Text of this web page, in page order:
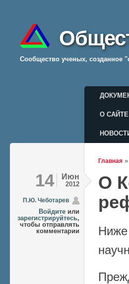
Cообщество ученых, созданное
О САЙТЕ
Меню
Главная »
14 Июн
2012
П.Ю. Чеботарев
Войдите или
зарегистрируйтесь,
чтобы отправлять
комментарии
О
Ниже